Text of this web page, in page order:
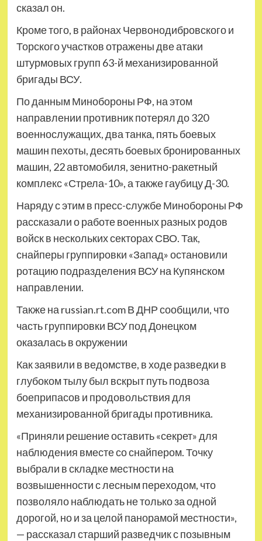
сказал он.
Кроме того, в районах Червонодибровского и
Торского участков отражены две атаки
штурмовых групп 63-й механизированной
бригады ВСУ.
По данным Минобороны РФ, на этом
направлении противник потерял до 320
военнослужащих, два танка, пять боевых
машин пехоты, десять боевых бронированных
машин, 22 автомобиля, зенитно-ракетный
комплекс «Стрела-10», а также гаубицу Д-30.
Наряду с этим в пресс-службе Минобороны РФ
рассказали о работе военных разных родов
войск в нескольких секторах СВО. Так,
снайперы группировки «Запад» остановили
ротацию подразделения ВСУ на Купянском
направлении.
Также на russian.rt.com В ДНР сообщили, что
часть группировки ВСУ под Донецком
оказалась в окружении
Как заявили в ведомстве, в ходе разведки в
глубоком тылу был вскрыт путь подвоза
боеприпасов и продовольствия для
механизированной бригады противника.
«Приняли решение оставить «секрет» для
наблюдения вместе со снайпером. Точку
выбрали в складке местности на
возвышенности с лесным переходом, что
позволяло наблюдать не только за одной
дорогой, но и за целой панорамой местности»,
— рассказал старший разведчик с позывным